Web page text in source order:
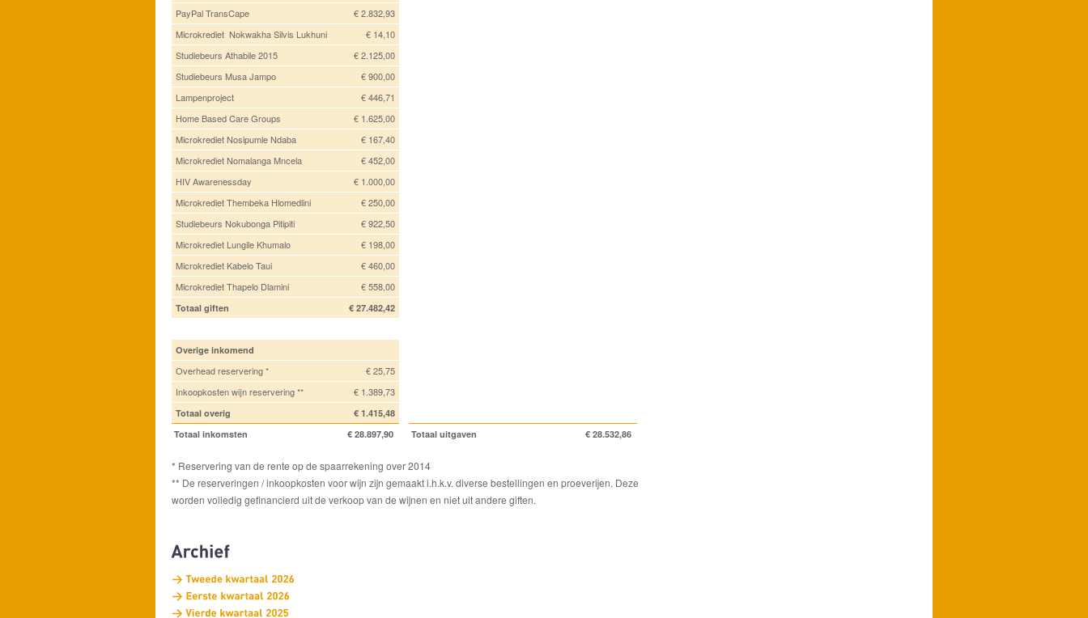
PayPal TransCape
€ 2.832,93
Microkrediet Nokwakha Silvis Lukhuni
€ 14,10
Studiebeurs Athabile 2015
€ 2.125,00
Studiebeurs Musa Jampo
€ 900,00
Lampenproject
€ 446,71
Home Based Care Groups
€ 1.625,00
Microkrediet Nosipumle Ndaba
€ 167,40
Microkrediet Nomalanga Mncela
€ 452,00
HIV Awarenessday
€ 1.000,00
Microkrediet Thembeka Hlomedlini
€ 250,00
Studiebeurs Nokubonga Pitipiti
€ 922,50
Microkrediet Lungile Khumalo
€ 198,00
Microkrediet Kabelo Taui
€ 460,00
Microkrediet Thapelo Dlamini
€ 558,00
Totaal giften € 27.482,42
Overige inkomend
Overhead reservering *
€ 25,75
Inkoopkosten wijn reservering **
€ 1.389,73
Totaal overig
€ 1.415,48
Totaal inkomsten
€ 28.897,90 Totaal uitgaven € 28.532,86
* Reservering van de rente op de spaarrekening over 2014
** De reserveringen / inkoopkosten voor wijn zijn gemaakt i.h.k.v. diverse bestellingen en proeverijen. Deze
worden volledig gefinancierd uit de verkoop van de wijnen en niet uit andere giften.